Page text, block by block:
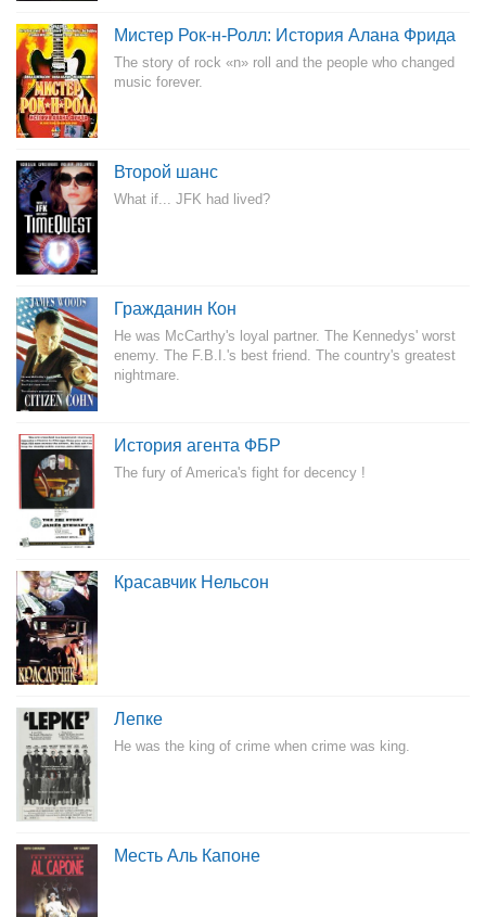
Мистер Рок-н-Ролл: История Алана Фрида
The story of rock «n» roll and the people who changed
music forever.
Второй шанс
What if... JFK had lived?
Гражданин Кон
He was McCarthy's loyal partner. The Kennedys' worst
enemy. The F.B.I.'s best friend. The country's greatest
nightmare.
История агента ФБР
The fury of America's fight for decency !
Красавчик Нельсон
Лепке
He was the king of crime when crime was king.
Месть Аль Капоне